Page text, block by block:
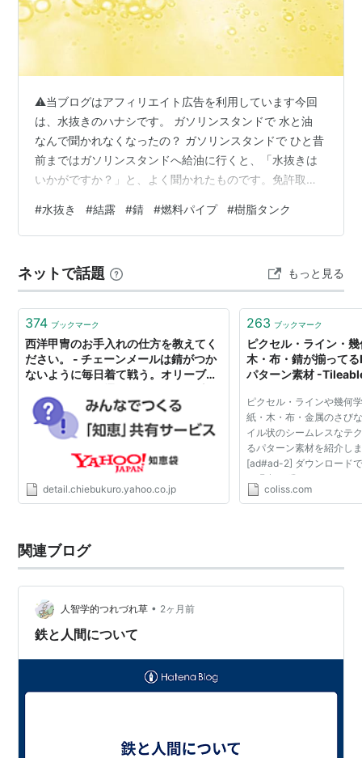
⚠当ブログはアフィリエイト広告を利用しています今回
は、水抜きのハナシです。 ガソリンスタンドで 水と油
なんで聞かれなくなったの？ ガソリンスタンドで ひと昔
前まではガソリンスタンドへ給油に行くと、「水抜きは
いかがですか？」と、よく聞かれたものです。免許取り
ると何だかわからないけれど、得体の知れない恐怖を感
じて、「お、お願いします！」なんて言ってしまったり
ょう？ 水と油 ガソリンは石油から精製されるので揮発油
＝油ですね。そして、このガソリンはクルマに設置して
あるガソリンタンクに収められています。…
#水抜き #結露 #錆 #燃料パイプ #樹脂タンク
ネットで話題 もっと見る
374 ブックマーク
西洋甲冑のお手入れの仕方を教えてく
ださい。 - チェーンメールは錆がつか
ないように毎日着て戦う。オリーブオ
detail.chiebukuro.yahoo.co.jp
263 ブックマーク
ピクセル・ライン・
木・布・錆が揃って
パターン素材 -
ピクセル・ラインや幾何
紙・木・布・金属のさび
イル状のシームレスなテ
るパターン素材を紹介し
[ad#ad-2] ダウンロード
は現在6種類で、それぞ
ターン素材、PSD、PNG
coliss.com
関連ブログ
人智学的つれづれ草 • 2ヶ月前
鉄と人間について